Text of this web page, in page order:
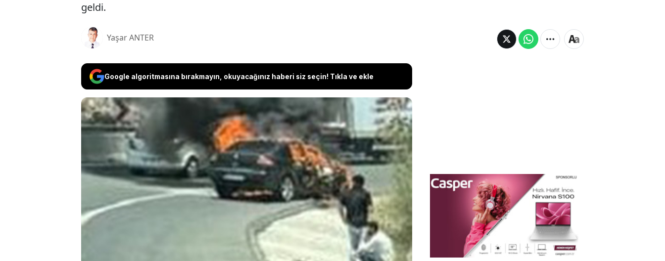
geldi.
Yaşar ANTER
Google algoritmasına bırakmayın, okuyacağınız haberi siz seçin! Tıkla ve ekle
Muğla’nın Ula ilçesine bağlı Sakar rampasında
seyir halindeki bir araç çıkan yangın sonucu
kullanılamaz hale geldi.